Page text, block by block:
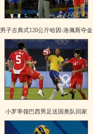
男子古典式120公斤哈因-洛佩斯夺金
小罗率领巴西男足送国奥队回家